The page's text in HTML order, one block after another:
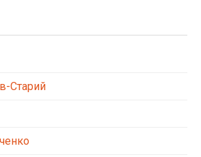
Старий